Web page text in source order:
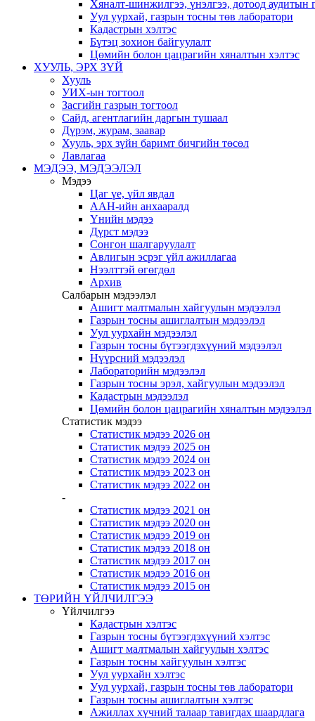
Хяналт-шинжилгээ, үнэлгээ, дотоод аудитын
Уул уурхай, газрын тосны төв лаборатори
Кадастрын хэлтэс
Бүтэц зохион байгуулалт
Цөмийн болон цацрагийн хяналтын хэлтэс
ХУУЛЬ, ЭРХ ЗҮЙ
Хууль
УИХ-ын тогтоол
Засгийн газрын тогтоол
Сайд, агентлагийн даргын тушаал
Дүрэм, журам, заавар
Хууль, эрх зүйн баримт бичгийн төсөл
Лавлагаа
МЭДЭЭ, МЭДЭЭЛЭЛ
Мэдээ
Цаг үе, үйл явдал
ААН-ийн анхааралд
Үнийн мэдээ
Дүрст мэдээ
Сонгон шалгаруулалт
Авлигын эсрэг үйл ажиллагаа
Нээлттэй өгөгдөл
Архив
Салбарын мэдээлэл
Ашигт малтмалын хайгуулын мэдээлэл
Газрын тосны ашиглалтын мэдээлэл
Уул уурхайн мэдээлэл
Газрын тосны бүтээгдэхүүний мэдээлэл
Нүүрсний мэдээлэл
Лабораторийн мэдээлэл
Газрын тосны эрэл, хайгуулын мэдээлэл
Кадастрын мэдээлэл
Цөмийн болон цацрагийн хяналтын мэдээлэл
Статистик мэдээ
Статистик мэдээ 2026 он
Статистик мэдээ 2025 он
Статистик мэдээ 2024 он
Статистик мэдээ 2023 он
Статистик мэдээ 2022 он
-
Статистик мэдээ 2021 он
Статистик мэдээ 2020 он
Статистик мэдээ 2019 он
Статистик мэдээ 2018 он
Статистик мэдээ 2017 он
Статистик мэдээ 2016 он
Статистик мэдээ 2015 он
ТӨРИЙН ҮЙЛЧИЛГЭЭ
Үйлчилгээ
Кадастрын хэлтэс
Газрын тосны бүтээгдэхүүний хэлтэс
Ашигт малтмалын хайгуулын хэлтэс
Газрын тосны хайгуулын хэлтэс
Уул уурхайн хэлтэс
Уул уурхай, газрын тосны төв лаборатори
Газрын тосны ашиглалтын хэлтэс
Ажиллах хүчний талаар тавигдах шаардлага